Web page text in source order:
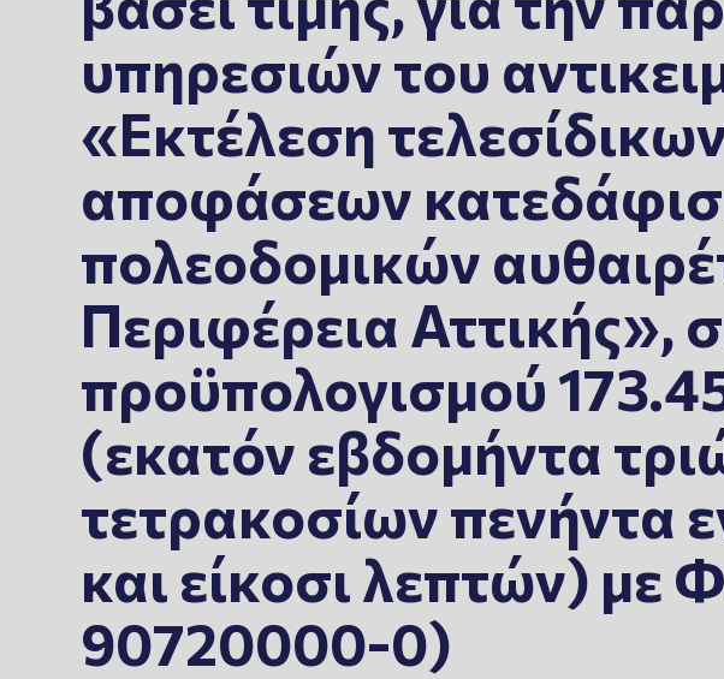
υπηρεσιών του
«Εκτέλεση
αποφάσεων
πολεοδομικών
Περιφέρεια Αττικής»,
προϋπολογισμού
(εκατόν εβδομήντα
τετρακοσίων πενήντα
και είκοσι λεπτών) με
90720000-0)